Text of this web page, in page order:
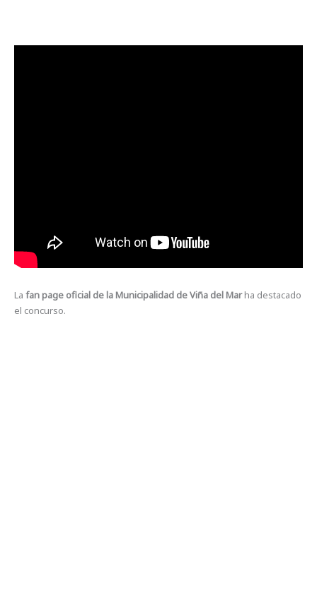
Lafan page oficial de la Municipalidad de Viña del Marha destacado
el concurso.